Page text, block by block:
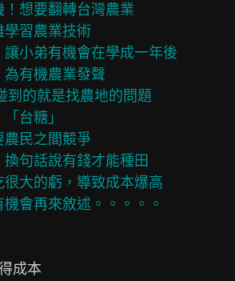
！想要翻轉台灣農業
學習農業技術
讓小弟有機會在學成一年後
為有機農業發聲
到的就是找農地的問題
台糖」
農民之間競爭
句話說有錢才能種田
很大的虧，導致成本爆高
成本